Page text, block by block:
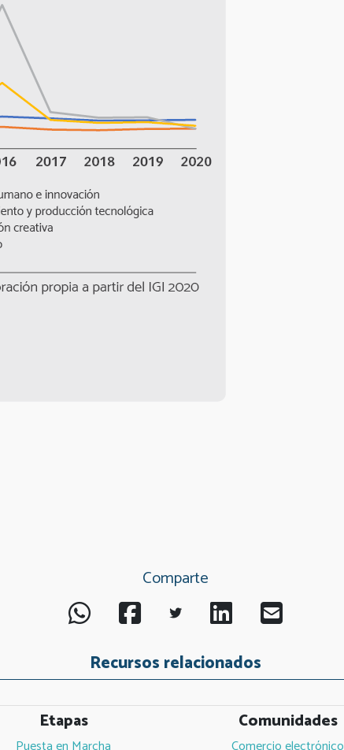
Comparte
Recursos relacionados
Etapas Comunidades